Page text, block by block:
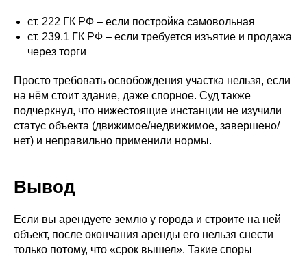
ст. 222 ГК РФ – если постройка самовольная
ст. 239.1 ГК РФ – если требуется изъятие и продажа
через торги
Просто требовать освобождения участка нельзя, если
на нём стоит здание, даже спорное. Суд также
подчеркнул, что нижестоящие инстанции не изучили
статус объекта (движимое/недвижимое, завершено/
нет) и неправильно применили нормы.
Вывод
Если вы арендуете землю у города и строите на ней
объект, после окончания аренды его нельзя снести
только потому, что «срок вышел». Такие споры